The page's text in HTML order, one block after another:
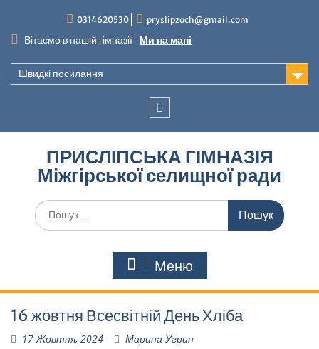
вмісту
0314620530 pryslipzoch@gmail.com
Вітаємо в нашій гімназії Ми на мапі
Швидкі посилання
ПРИСЛІПСЬКА ГІМНАЗІЯ
Міжгірської селищної ради
Шукати:
Меню
16 жовтня Всесвітній День Хліба
17 Жовтня, 2024 Марина Угрин